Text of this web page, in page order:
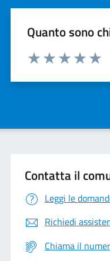
Quanto sono
Valuta da 1 a 5 stelle la
Contatta il
Leggi le
Richiedi
Chiama il